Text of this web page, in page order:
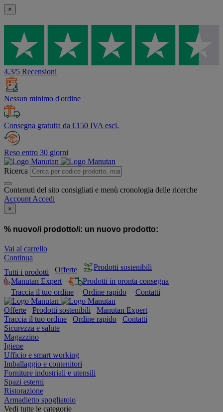
×
4,3/5 Recensioni
Nessun minimo d'ordine
Consegna gratuita da €150 IVA escl.
Reso entro 30 giorni
Ricerca
Contenuti del sito consigliati e menù cronologia delle ricerche
Account Accedi
×
% nuovo/i prodotto/i: un nuovo prodotto:
Vai al carrello
Continua
Tutti i prodotti
Offerte
Prodotti sostenibili
Manutan Expert
Prodotti in pronta consegna
Traccia il tuo ordine
Ordine rapido Contatti
Offerte Prodotti sostenibili
Manutan Expert
Traccia il tuo ordine
Ordine rapido
Contatti
Sicurezza e salute
Magazzino
Igiene
Ufficio e smart working
Imballaggio e contenitori
Forniture industriali e utensili
Spazi esterni
Ristorazione
Armadietto spogliatoio
Vedi tutte le categorie